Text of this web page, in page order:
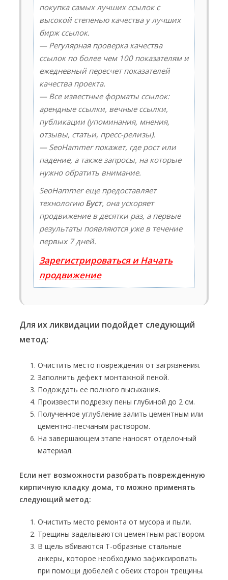
покупка самых лучших ссылок с
высокой степенью качества у лучших
бирж ссылок.
— Регулярная проверка качества
ссылок по более чем 100 показателям и
ежедневный пересчет показателей
качества проекта.
— Все известные форматы ссылок:
арендные ссылки, вечные ссылки,
публикации (упоминания, мнения,
отзывы, статьи, пресс-релизы).
— SeoHammer покажет, где рост или
падение, а также запросы, на которые
нужно обратить внимание.
SeoHammer еще предоставляет
технологию Буст, она ускоряет
продвижение в десятки раз, а первые
результаты появляются уже в течение
первых 7 дней.
Зарегистрироваться и Начать
продвижение
Для их ликвидации подойдет следующий
метод:
Очистить место повреждения от загрязнения.
Заполнить дефект монтажной пеной.
Подождать ее полного высыхания.
Произвести подрезку пены глубиной до 2 см.
Полученное углубление залить цементным или
цементно-песчаным раствором.
На завершающем этапе наносят отделочный
материал.
Если нет возможности разобрать поврежденную
кирпичную кладку дома, то можно применять
следующий метод:
Очистить место ремонта от мусора и пыли.
Трещины заделываются цементным раствором.
В щель вбиваются Т-образные стальные
анкеры, которое необходимо зафиксировать
при помощи дюбелей с обеих сторон трещины.